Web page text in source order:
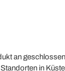
an
in